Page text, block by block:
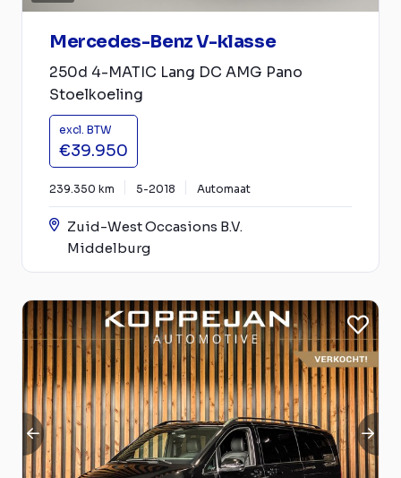
Mercedes-Benz V-klasse
250d 4-MATIC Lang DC AMG Pano
Stoelkoeling
excl. BTW
€39.950
239.350 km 5-2018 Automaat
Zuid-West Occasions B.V.
Middelburg